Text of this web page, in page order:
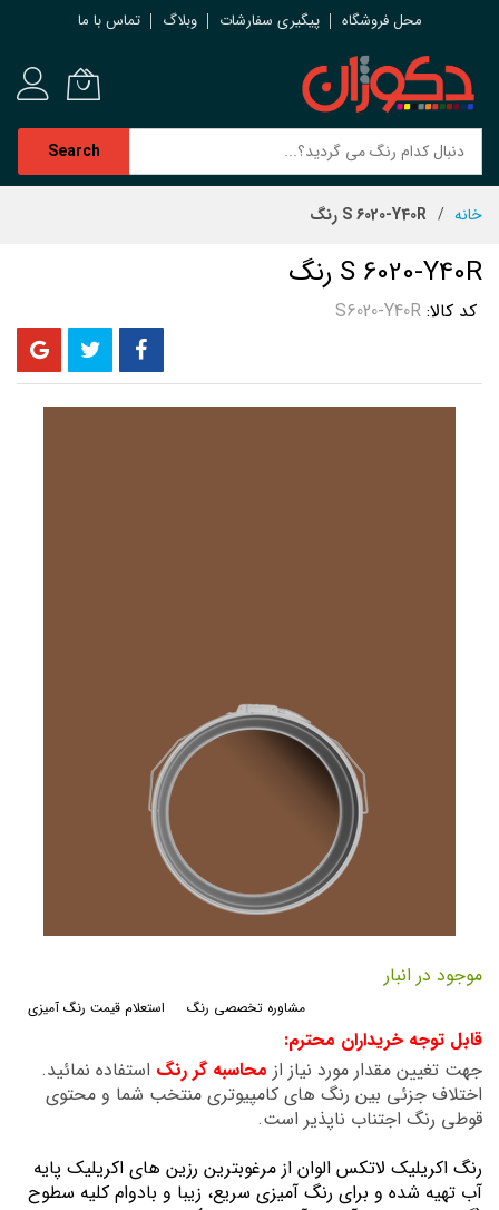
محل فروشگاه پیگیری سفارشات وبلاگ تماس با ما
Search
خانه S 6020-Y40R رنگ
S 6020-Y40R رنگ
کد کالا S6020-Y40R
ابتدای
گالری
موجود در انبار
استعلام قیمت رنگ آمیزی مشاوره تخصصی رنگ
قابل توجه خریداران محترم:
جهت تغیین مقدار مورد نیاز از محاسبه گر رنگ استفاده نمائید.
اختلاف جزئی بین رنگ های کامپیوتری منتخب شما و محتوی
قوطی رنگ اجتناب ناپذیر است.
رنگ اكريليك لاتكس الوان از مرغوبترين رزين هاي اكريليك پايه
آب تهيه شده و برای رنگ آمیزی سریع، زیبا و بادوام کلیه سطوح